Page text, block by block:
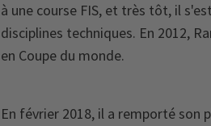
à une course FIS, et très tôt, il
disciplines techniques. En 2012,
en Coupe du monde.
En février 2018, il a remporté son